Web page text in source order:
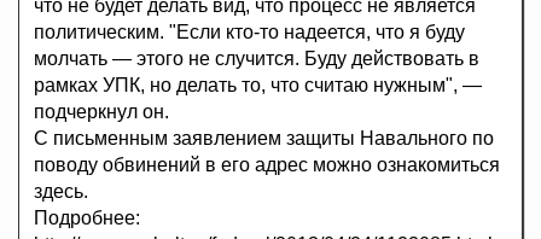
что не будет делать вид, что процесс не является
политическим. "Если кто-то надеется, что я буду
молчать — этого не случится. Буду действовать в
рамках УПК, но делать то, что считаю нужным", —
подчеркнул он.
С письменным заявлением защиты Навального по
поводу обвинений в его адрес можно ознакомиться
здесь.
Подробнее: